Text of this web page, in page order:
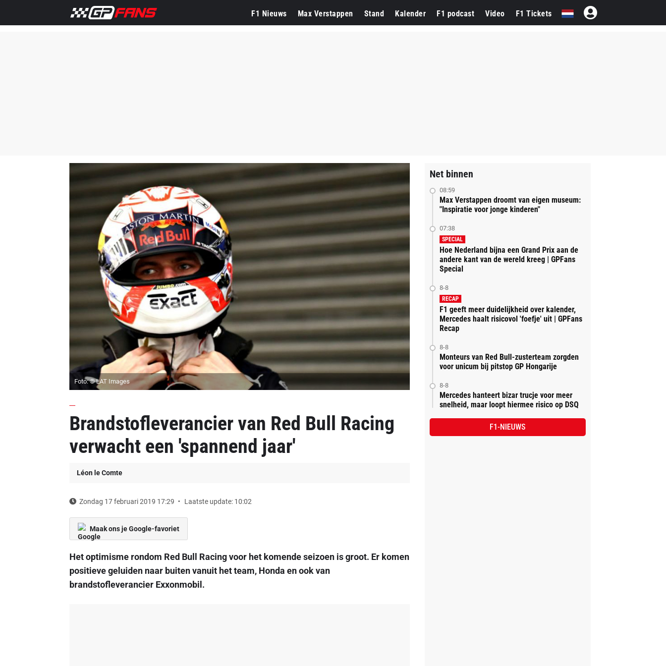
F1 Nieuws Max Verstappen Stand Kalender F1 podcast Video F1 Tickets
Foto: © LAT Images
Brandstofleverancier van Red Bull Racing
verwacht een 'spannend jaar'
Léon le Comte
Zondag 17 februari 2019 17:29 Laatste update: 10:02
Maak ons je Google-favoriet
Het optimisme rondom Red Bull Racing voor het komende seizoen is groot. Er komen
positieve geluiden naar buiten vanuit het team, Honda en ook van
brandstofleverancier Exxonmobil.
Net binnen
08:59
Max Verstappen droomt van eigen museum:
"Inspiratie voor jonge kinderen"
07:38
SPECIAL
Hoe Nederland bijna een Grand Prix aan de
andere kant van de wereld kreeg | GPFans
Special
8-8
RECAP
F1 geeft meer duidelijkheid over kalender,
Mercedes haalt risicovol 'foefje' uit | GPFans
Recap
8-8
Monteurs van Red Bull-zusterteam zorgden
voor unicum bij pitstop GP Hongarije
8-8
Mercedes hanteert bizar trucje voor meer
snelheid, maar loopt hiermee risico op DSQ
F1-NIEUWS